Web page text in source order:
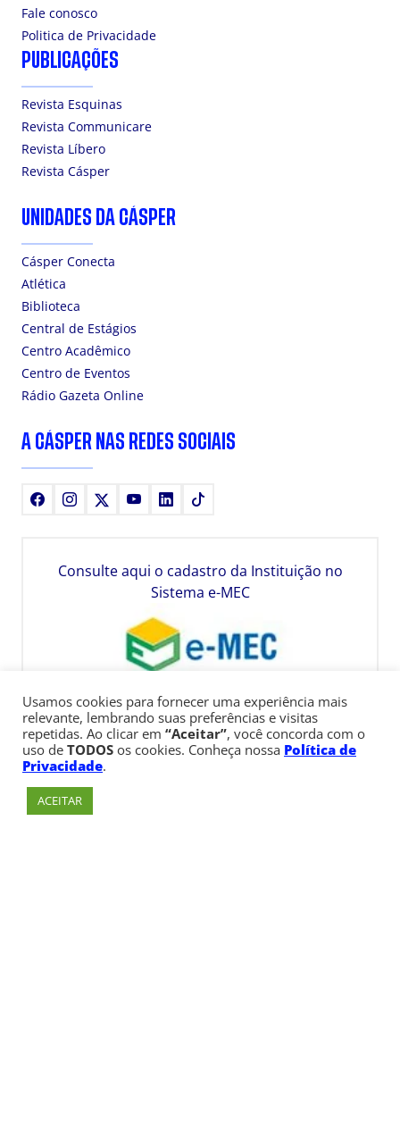
Fale conosco
Politica de Privacidade
PUBLICAÇÕES
Revista Esquinas
Revista Communicare
Revista Líbero
Revista Cásper
UNIDADES DA CÁSPER
Cásper Conecta
Atlética
Biblioteca
Central de Estágios
Centro Acadêmico
Centro de Eventos
Rádio Gazeta Online
A CÁSPER NAS REDES SOCIAIS
FacebookInstagram YoutubeLinkedIn
Consulte aqui o cadastro da Instituição no
Sistema e-MEC
Usamos cookies para fornecer uma experiência mais
relevante, lembrando suas preferências e visitas
repetidas. Ao clicar em “Aceitar”, você concorda com o
uso de TODOS os cookies. Conheça nossa Política de
Privacidade.
ACEITAR